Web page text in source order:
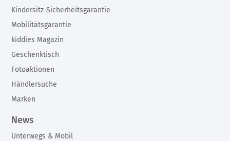
Kindersitz-Sicherheitsgarantie
Mobilitätsgarantie
kiddies Magazin
Geschenktisch
Fotoaktionen
Händlersuche
Marken
News
Unterwegs & Mobil